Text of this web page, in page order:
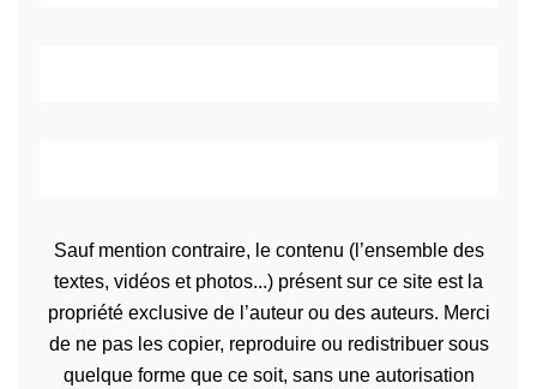
Sauf mention contraire, le contenu (l’ensemble des
textes, vidéos et photos...) présent sur ce site est la
propriété exclusive de l’auteur ou des auteurs. Merci
de ne pas les copier, reproduire ou redistribuer sous
quelque forme que ce soit, sans une autorisation